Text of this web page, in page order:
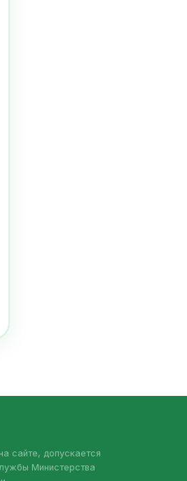
сайте, допускается
Министерства